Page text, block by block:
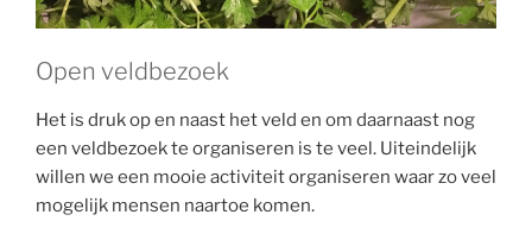
Open veldbezoek
Het is druk op en naast het veld en om daarnaast nog
een veldbezoek te organiseren is te veel. Uiteindelijk
willen we een mooie activiteit organiseren waar zo veel
mogelijk mensen naartoe komen.